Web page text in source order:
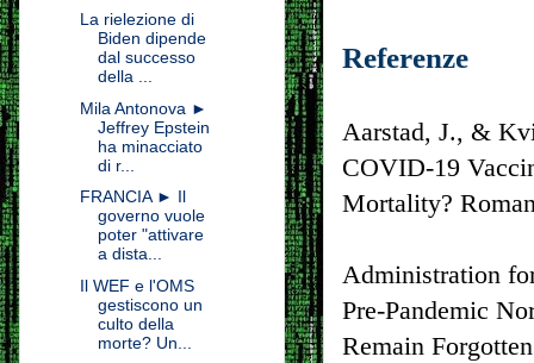
Referenze
Aarstad, J., &
COVID-19
Mortality?
Administration
Pre-Pandemic
Remain
La rielezione di
Biden dipende
dal successo
della ...
Mila Antonova ►
Jeffrey Epstein
ha minacciato
di r...
FRANCIA ► Il
governo vuole
poter "attivare
a dista...
Il WEF e l'OMS
gestiscono un
culto della
morte? Un...